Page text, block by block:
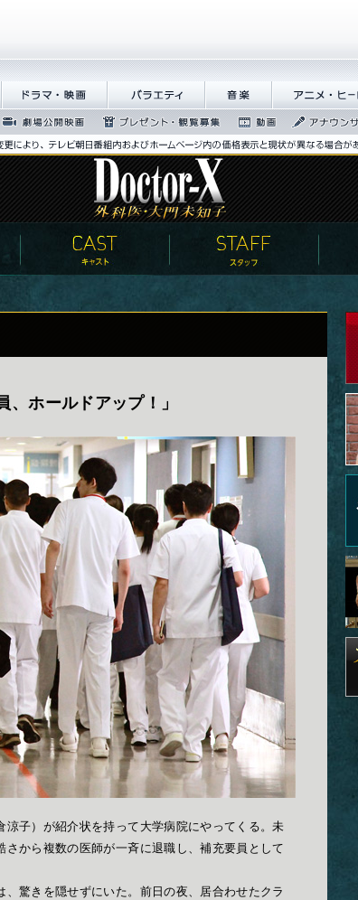
繝峨Λ繝槭�譏�逕ｻ 繝舌Λ繧ｨ繝�ぅ 髻ｳ讌ｽ
繧｢繝九Γ繝ｻ繝
ｼ
ｴ蜈ｬ髢区丐逕繝励Ξ繧ｼ繝ｳ繝医�隕ｳ隕ｧ
蜍滄寔
蜍慕判
繧｢繝翫え繝ｳ繧
繧ｺ
、ホールドアップ！」
子）が紹介状を持って大学病院にやってくる。未
から複数の医師が一斉に退職し、補充要員として
驚きを隠せずにいた。前日の夜、居合わせたクラ